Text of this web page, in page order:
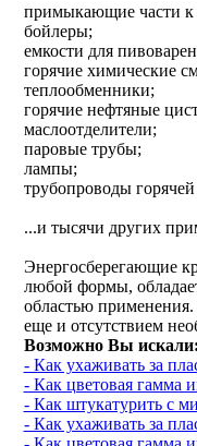
примыкающие части
бойлеры;
емкости для
горячие химические
теплообменники;
горячие нефтяные
маслоотделители;
паровые трубы;
лампы;
трубопроводы
...и тысячи других
Энергосберегающие
любой формы,
областью применения.
еще и отсутствием
Возможно Вы искали:
- Как ухаживать за
- Как цветовая гамма
- Как штукатурить с
- Как ухаживать за